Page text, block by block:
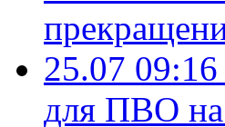
25.07 09:16
для ПВО